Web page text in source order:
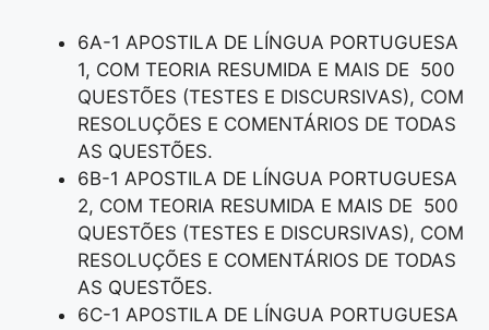
6A-1 APOSTILA DE LÍNGUA PORTUGUESA
1, COM TEORIA RESUMIDA E MAIS DE 500
QUESTÕES (TESTES E DISCURSIVAS), COM
RESOLUÇÕES E COMENTÁRIOS DE TODAS
AS QUESTÕES.
6B-1 APOSTILA DE LÍNGUA PORTUGUESA
2, COM TEORIA RESUMIDA E MAIS DE 500
QUESTÕES (TESTES E DISCURSIVAS), COM
RESOLUÇÕES E COMENTÁRIOS DE TODAS
AS QUESTÕES.
6C-1 APOSTILA DE LÍNGUA PORTUGUESA